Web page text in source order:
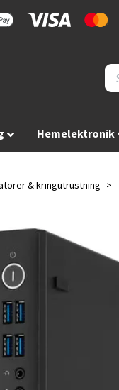
Hemelektronik
& kringutrustning